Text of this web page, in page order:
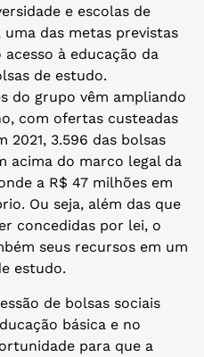
e escolas de
uma das metas previstas
à educação da
de estudo.
do grupo vêm ampliando
com ofertas custeadas
2021, 3.596 das bolsas
acima do marco legal da
a R$ 47 milhões em
Ou seja, além das que
concedidas por lei, o
seus recursos em um
estudo.
de bolsas sociais
básica e no
para que a